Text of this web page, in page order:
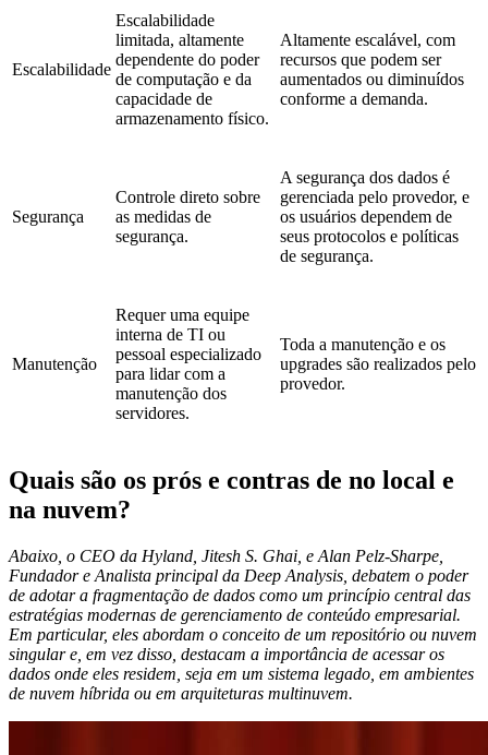
Escalabilidade
Escalabilidade
limitada, altamente
dependente do poder
de computação e da
capacidade de
armazenamento físico.
Altamente escalável, com
recursos que podem ser
aumentados ou diminuídos
conforme a demanda.
Segurança
Controle direto sobre
as medidas de
segurança.
A segurança dos dados é
gerenciada pelo provedor, e
os usuários dependem de
seus protocolos e políticas
de segurança.
Manutenção
Requer uma equipe
interna de TI ou
pessoal especializado
para lidar com a
manutenção dos
servidores.
Toda a manutenção e os
upgrades são realizados pelo
provedor.
Quais são os prós e contras de no local e
na nuvem?
Abaixo, o CEO da Hyland, Jitesh S. Ghai, e Alan Pelz-Sharpe,
Fundador e Analista principal da Deep Analysis, debatem o poder
de adotar a fragmentação de dados como um princípio central das
estratégias modernas de gerenciamento de conteúdo empresarial.
Em particular, eles abordam o conceito de um repositório ou nuvem
singular e, em vez disso, destacam a importância de acessar os
dados onde eles residem, seja em um sistema legado, em ambientes
de nuvem híbrida ou em arquiteturas multinuvem.